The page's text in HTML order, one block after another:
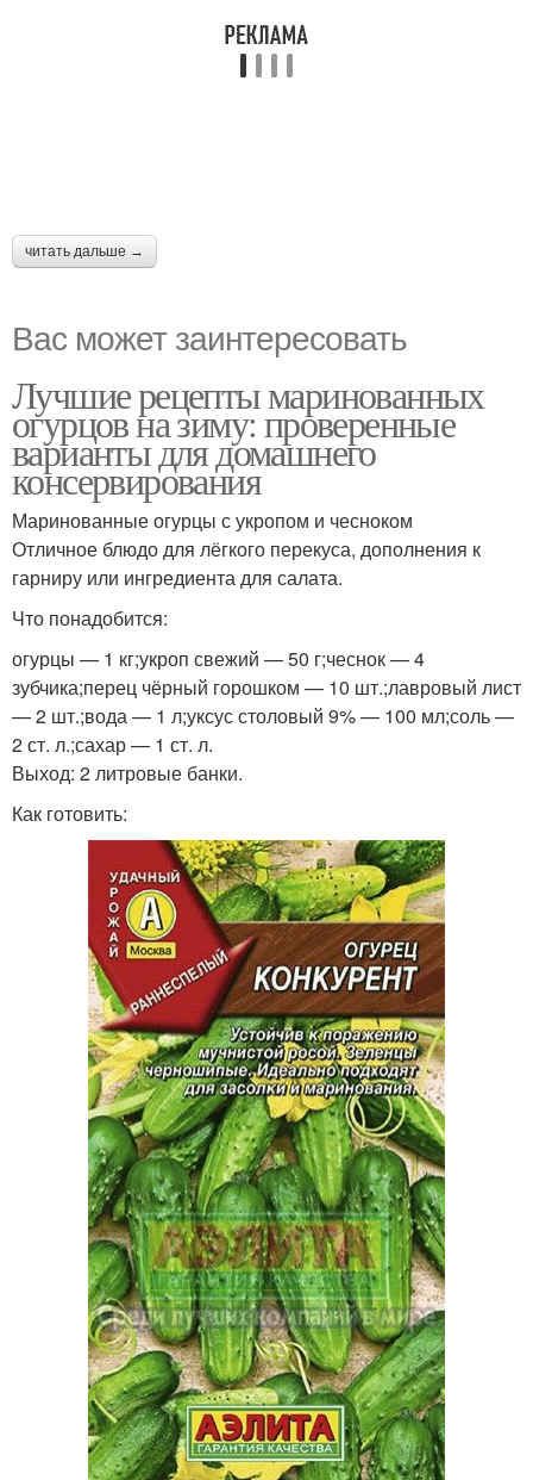
читать дальше →
Вас может заинтересовать
Лучшие рецепты маринованных
огурцов на зиму: проверенные
варианты для домашнего
консервирования
Маринованные огурцы с укропом и чесноком
Отличное блюдо для лёгкого перекуса, дополнения к
гарниру или ингредиента для салата.
Что понадобится:
огурцы — 1 кг;укроп свежий — 50 г;чеснок — 4
зубчика;перец чёрный горошком — 10 шт.;лавровый лист
— 2 шт.;вода — 1 л;уксус столовый 9% — 100 мл;соль —
2 ст. л.;сахар — 1 ст. л.
Выход: 2 литровые банки.
Как готовить: